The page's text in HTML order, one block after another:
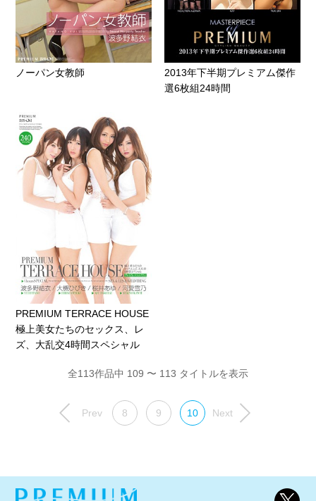
ノーパン女教師
2013年下半期プレミアム傑作
選6枚組24時間
PREMIUM TERRACE HOUSE
極上美女たちのセックス、レ
ズ、大乱交4時間スペシャル
全113作品中 109 〜 113 タイトルを表示
Prev 8 9 10 Next